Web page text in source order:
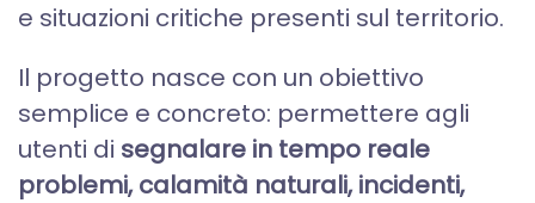
e situazioni critiche presenti sul territorio.
Il progetto nasce con un obiettivo
semplice e concreto: permettere agli
utenti di segnalare in tempo reale
problemi, calamità naturali, incidenti,